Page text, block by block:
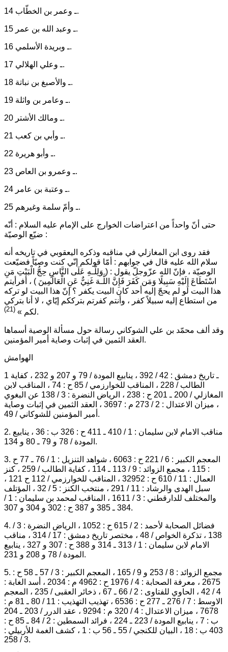
14 ـ وعمر بن الخطّاب.
15 ـ وعبد الله بن عمر.
16 ـ وبريدة الأسلمي.
17 ـ وعلي الهلالي.
18 ـ والأصبغ بن نباتة.
19 ـ وعامر بن واثلة.
20 ـ ومالك الأشتر.
21 ـ وأبي بن كعب.
22 ـ وأبو هريرة.
23 ـ وعمرو بن العاص.
24 ـ وعتبة بن عامر.
25 ـ وأمّ سلمة وغيرهم.
حتى أنّ واحداً من اعتراضات الخوارج على الإمام عليه السلام : أنّه
ضيّع الوصيّة :
فقد روى ابن المغازلي في مناقبه وذكره اليعقوبي في تاريخه أنه
سلام الله عليه قال في جوابهم : أمّا قولكم إنّي كنت وصيّاً فضيّعت
الوصيّة ، فإنّ الله عزّوجلّ يقول : ( وَلِلَّـهِ عَلَى النَّاسِ حِجُّ الْبَيْتِ مَنِ
اسْتَطَاعَ إِلَيْهِ سَبِيلًا وَمَن كَفَرَ فَإِنَّ اللَّـهَ غَنِيٌّ عَنِ الْعَالَمِينَ ) ، أفرأيتم
هذا البيت لو لم يحجّ إليه أحد كان البيت يكفر ؟ إنّ هذا البيت لو تركه
من استطاع إليه سبيلاً كفر ، وأنتم كفرتم بترككم إيّاي ، لا أنا بتركي
لكم »
(21) .
وقد ألف محمّد بن علي الشوكاني رسالة حول مسألة الوصية أسماها
العقد الثمين في إثبات وصاية أمير المؤمنين.
الهوامش
1 ـ تاريخ دمشق : 42 / 392 ، ينابيع المودة / 79 و 207 و 232 ، كفاية
الطالب / 228 ، المناقب للخوارزمي / 85 ح : 74 ، المناقب لابن
المغازلي / 200 ـ 201 ح : 238 ، الرياض النضرة : 3 / 138 عن البغوي
، ميزان الاعتدال : 2 / 273 م : 3697 ، العقد الثمين في إثبات وصاية
أمير المؤمنين للشوكاني / 49.
2. مناقب الامام لابن سليمان : 1 / 410 ـ 411 ح : 326 ب : 36 ، ينابيع
المودة / 78 و 79 ـ 80 و 134.
3. المعجم الكبير : 6 / 221 ح : 6063 ، شواهد التنزيل : 1 / 76 ـ 77 ح
: 115 ، مجمع الزوائد : 9 / 113 ـ 114 ، كفاية الطالب / 259 ، كنز
العمال : 11 / 610 ح : 32952 ، المناقب للخوارزمي / 112 ح 121 ،
سبل الهدى والرشاد : 11 / 291 ، منتخب الكنز : 5 / 32 ، المؤتلف
والمختلف للدارقطني : 3 / 1611 ، المناقب لمحمد بن سليمان : 1 /
384 ـ 385 و 387 ح : 302 و 304 و 307.
4. فضائل الصحابة لأحمد : 2 / 615 ح : 1052 ، الرياض النضرة : 3 /
138 ، تذكرة الخواص / 48 ، مختصر تاريخ دمشق : 17 / 314 ، مناقب
الامام لابن سليمان : 1 / 313 ـ 314 و 388 ح : 307 و 327 ، ينابيع
المودة / 78 و 208 و 231.
5. مجمع الزوائد : 8 / 253 و 9 / 165 ، المعجم الكبير : 3 / 57 ـ 58 ح :
2675 ، معرفة الصحابة : 4 / 1976 ح : 4962 م : 2034 ، أسد الغابة :
4 / 42 ، الحاوي للفتاوى : 2 / 66 ـ 67 ، ذخائر العقبى / 235 ، المعجم
الاوسط : 7 / 276 ـ 277 ح : 6536 ، تهذيب التهذيب : 11 / 80 ـ 81 م :
7678 ، ميزان الاعتدال : 4 / 320 م : 9294 ، عقد الدرر / 203 ـ 204
ب : 7 ، ينابيع المودة / 223 ـ 224 ، فرائد السمطين : 2 / 84 ـ 85 ح :
403 ب : 18 ، البيان للكنجي / 55 ـ 56 ب : 1 ، كشف الغمة للأربيلي :
3 / 258.